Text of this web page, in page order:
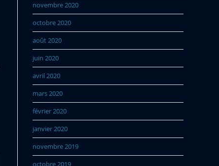
novembre 2020
octobre 2020
août 2020
juin 2020
avril 2020
mars 2020
février 2020
janvier 2020
novembre 2019
octobre 2019